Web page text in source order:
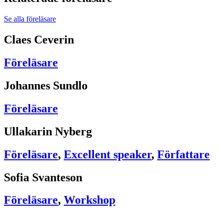
Se alla föreläsare
Claes Ceverin
Föreläsare
Johannes Sundlo
Föreläsare
Ullakarin Nyberg
Föreläsare, Excellent speaker, Författare
Sofia Svanteson
Föreläsare, Workshop